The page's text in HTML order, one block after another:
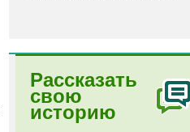
Рассказать
свою
историю